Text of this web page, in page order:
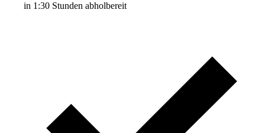
in 1:30 Stunden abholbereit